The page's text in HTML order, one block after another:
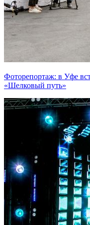
Фоторепортаж: в Уфе
«Шелковый путь»